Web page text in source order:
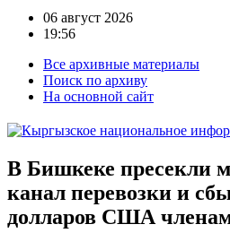
06 август 2026
19:56
Все архивные материалы
Поиск по архиву
На основной сайт
В Бишкеке пресекли
канал перевозки и
долларов США